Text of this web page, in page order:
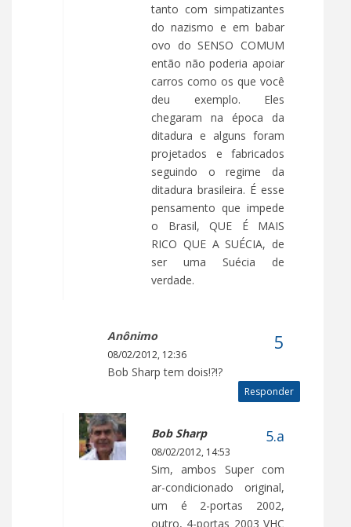
tanto com simpatizantes
do nazismo e em babar
ovo do SENSO COMUM
então não poderia apoiar
carros como os que você
deu exemplo. Eles
chegaram na época da
ditadura e alguns foram
projetados e fabricados
seguindo o regime da
ditadura brasileira. É esse
pensamento que impede
o Brasil, QUE É MAIS
RICO QUE A SUÉCIA, de
ser uma Suécia de
verdade.
Anônimo
08/02/2012, 12:36
Bob Sharp tem dois!?!?
Responder
Bob Sharp
08/02/2012, 14:53
Sim, ambos Super com
ar-condicionado original,
um é 2-portas 2002,
outro, 4-portas 2003 VHC